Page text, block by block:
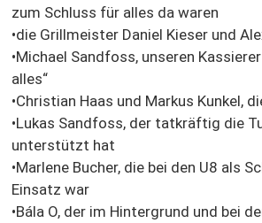
zum Schluss für alles da waren
•die Grillmeister Daniel Kieser und
•Michael Sandfoss, unseren
alles“
•Christian Haas und Markus Kunkel,
•Lukas Sandfoss, der tatkräftig die
unterstützt hat
•Marlene Bucher, die bei den U8 als
Einsatz war
•Bála O, der im Hintergrund und bei